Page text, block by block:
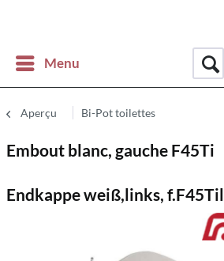
Menu
Aperçu Bi-Pot toilettes
Embout blanc, gauche F45Ti
Endkappe weiß,links, f.F45Til